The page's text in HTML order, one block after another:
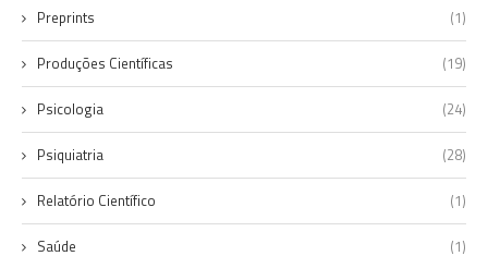
Preprints (1)
Produções Científicas (19)
Psicologia (24)
Psiquiatria (28)
Relatório Científico (1)
Saúde (1)